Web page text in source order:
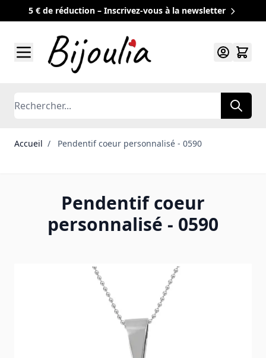
5 € de réduction – Inscrivez-vous à la newsletter
Rechercher
Accueil / Pendentif coeur personnalisé - 0590
Pendentif coeur
personnalisé - 0590